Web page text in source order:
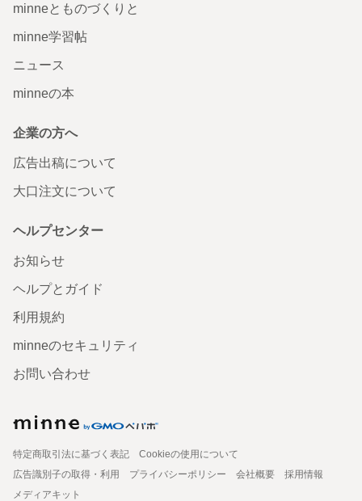
minneとものづくりと
minne学習帖
ニュース
minneの本
企業の方へ
広告出稿について
大口注文について
ヘルプセンター
お知らせ
ヘルプとガイド
利用規約
minneのセキュリティ
お問い合わせ
特定商取引法に基づく表記
Cookieの使用について
広告識別子の取得・利用
プライバシーポリシー 会社概要
採用情報
メディアキット